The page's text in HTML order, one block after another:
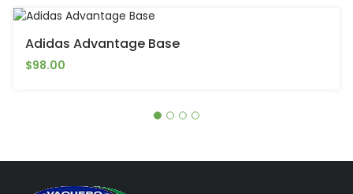
Adidas Advantage Base
$98.00